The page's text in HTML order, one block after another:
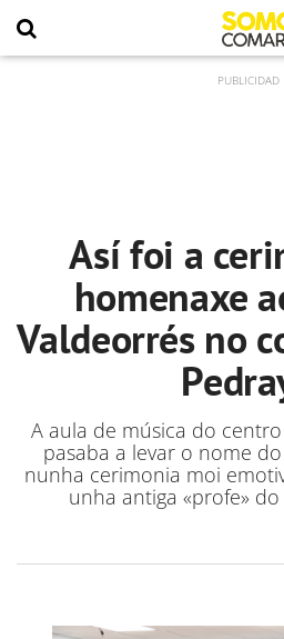
Así foi a
homenaxe
Valdeorrés no
A aula de música do
pasaba a levar o nome
nunha cerimonia moi
unha antiga «profe»